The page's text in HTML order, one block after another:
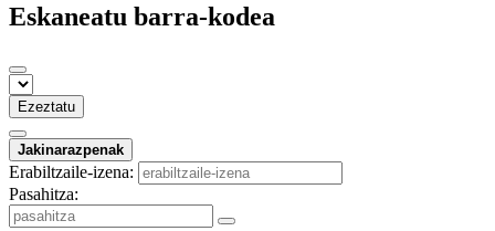
Eskaneatu barra-kodea
Ezeztatu
Jakinarazpenak
Erabiltzaile-izena:
Pasahitza: